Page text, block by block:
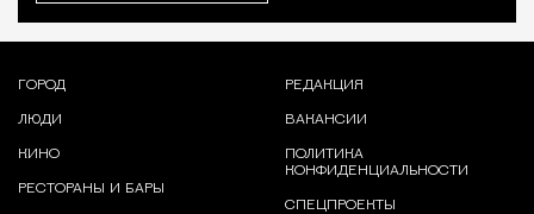
ГОРОД
ЛЮДИ
КИНО
РЕСТОРАНЫ И БАРЫ
РЕДАКЦИЯ
ВАКАНСИИ
ПОЛИТИКА
КОНФИДЕНЦИАЛЬНОСТИ
СПЕЦПРОЕКТЫ